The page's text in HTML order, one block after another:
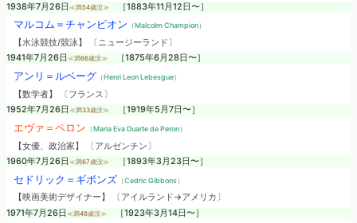
1938年7月26日 ≪満54歳没≫ ［1883年11月12日〜］
マルコム＝チャンピオン （Malcolm Champion）
【水泳競技/競泳】 〔ニュージーランド〕
1941年7月26日 ≪満66歳没≫ ［1875年6月28日〜］
アンリ＝ルベーグ （Henri Leon Lebesgue）
【数学者】 〔フランス〕
1952年7月26日 ≪満33歳没≫ ［1919年5月7日〜］
エヴァ＝ペロン （Maria Eva Duarte de Peron）
【女優、政治家】 〔アルゼンチン〕
1960年7月26日 ≪満67歳没≫ ［1893年3月23日〜］
セドリック＝ギボンズ （Cedric Gibbons）
【映画美術デザイナー】 〔アイルランド→アメリカ〕
1971年7月26日 ≪満48歳没≫ ［1923年3月14日〜］